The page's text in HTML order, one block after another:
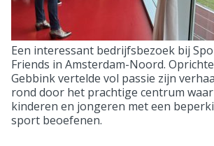
Een interessant bedrijfsbezoek bij
Friends in Amsterdam-Noord.
Gebbink vertelde vol passie zijn
rond door het prachtige centrum
kinderen en jongeren met een
sport beoefenen.